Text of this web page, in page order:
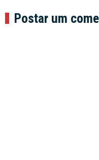
Postar um